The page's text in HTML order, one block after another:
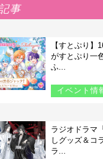
事
【すとぷり】
がすとぷり一
ふ...
イベント情
ラジオドラマ
しグッズ＆コ
ラ...